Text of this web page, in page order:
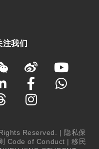
注我们
Reserved. | 隐私保
Code of Conduct |移民